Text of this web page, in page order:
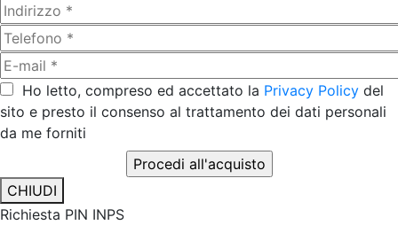
Ho letto, compreso ed accettato la Privacy Policy del
sito e presto il consenso al trattamento dei dati personali
da me forniti
CHIUDI
Richiesta PIN INPS